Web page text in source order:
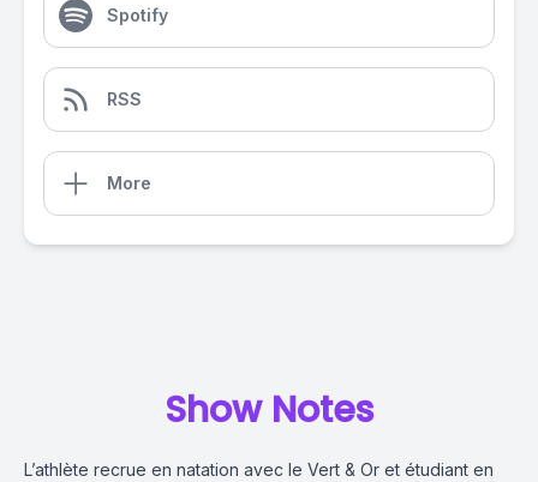
Spotify
RSS
More
Show Notes
L’athlète recrue en natation avec le Vert & Or et étudiant en